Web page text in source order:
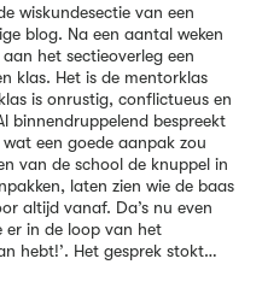
wiskundesectie van een
blog. Na een aantal weken
het sectieoverleg een
klas. Het is de mentorklas
is onrustig, conflictueus en
binnendruppelend bespreekt
een goede aanpak zou
van de school de knuppel in
laten zien wie de baas
altijd vanaf. Da’s nu even
er in de loop van het
hebt!’. Het gesprek stokt…